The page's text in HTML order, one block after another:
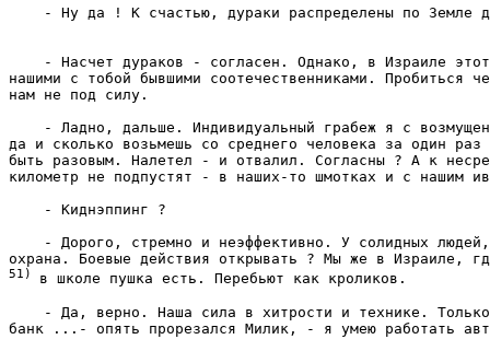
- Насчет дураков - согласен. Однако, в Израиле этот
нашими с тобой бывшими соотечественниками. Пробиться
нам не под силу.
- Ладно, дальше. Индивидуальный грабеж я с
да и сколько возьмешь со среднего человека за один
быть разовым. Налетел - и отвалил. Согласны ? А к
километр не подпустят - в наших-то шмотках и с нашим
- Киднэппинг ?
- Дорого, стремно и неэффективно. У солидных людей,
51) в школе пушка есть. Перебьют как кроликов.
- Да, верно. Наша сила в хитрости и технике.
банк ...- опять прорезался Милик, - я умею работать